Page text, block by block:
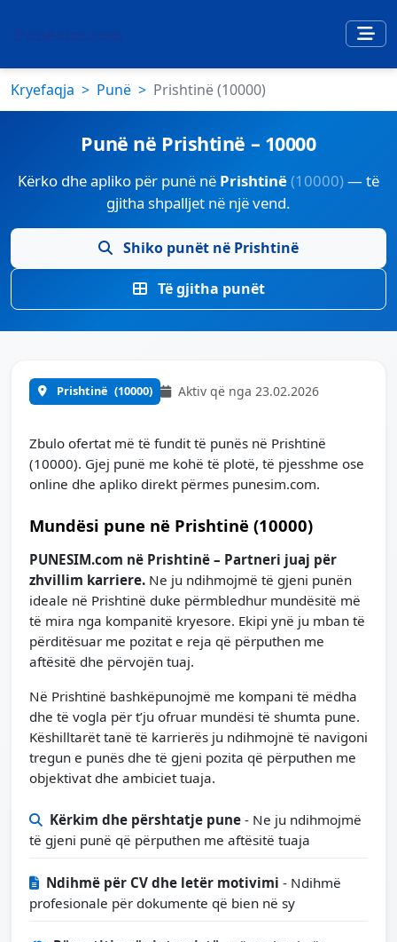
Kryefaqja Punë Prishtinë (10000)
Punë në Prishtinë – 10000
Kërko dhe apliko për punë në Prishtinë(10000)— të
gjitha shpalljet në një vend.
Shiko punët në Prishtinë
Të gjitha punët
Prishtinë (10000) Aktiv që nga 23.02.2026
Zbulo ofertat më të fundit të punës në Prishtinë
(10000). Gjej punë me kohë të plotë, të pjesshme ose
online dhe apliko direkt përmes punesim.com.
Mundësi pune në Prishtinë (10000)
PUNESIM.com në Prishtinë – Partneri juaj për
zhvillim karriere. Ne ju ndihmojmë të gjeni punën
ideale në Prishtinë duke përmbledhur mundësitë më
të mira nga kompanitë kryesore. Ekipi ynë ju mban të
përditësuar me pozitat e reja që përputhen me
aftësitë dhe përvojën tuaj.
Në Prishtinë bashkëpunojmë me kompani të mëdha
dhe të vogla për t’ju ofruar mundësi të shumta pune.
Këshilltarët tanë të karrierës ju ndihmojnë të navigoni
tregun e punës dhe të gjeni pozita që përputhen me
objektivat dhe ambiciet tuaja.
Kërkim dhe përshtatje pune - Ne ju ndihmojmë
të gjeni punë që përputhen me aftësitë tuaja
Ndihmë për CV dhe letër motivimi - Ndihmë
profesionale për dokumente që bien në sy